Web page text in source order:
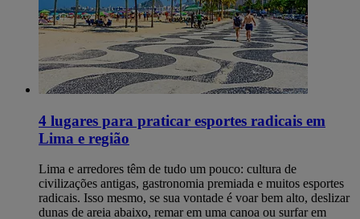
4 lugares para praticar esportes radicais em
Lima e região
Lima e arredores têm de tudo um pouco: cultura de
civilizações antigas, gastronomia premiada e muitos esportes
radicais. Isso mesmo, se sua vontade é voar bem alto, deslizar
dunas de areia abaixo, remar em uma canoa ou surfar em